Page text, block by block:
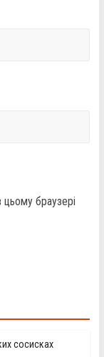
браузері
сосисках